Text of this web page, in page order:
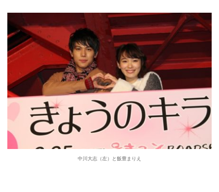
中川大志（左）と飯豊まりえ